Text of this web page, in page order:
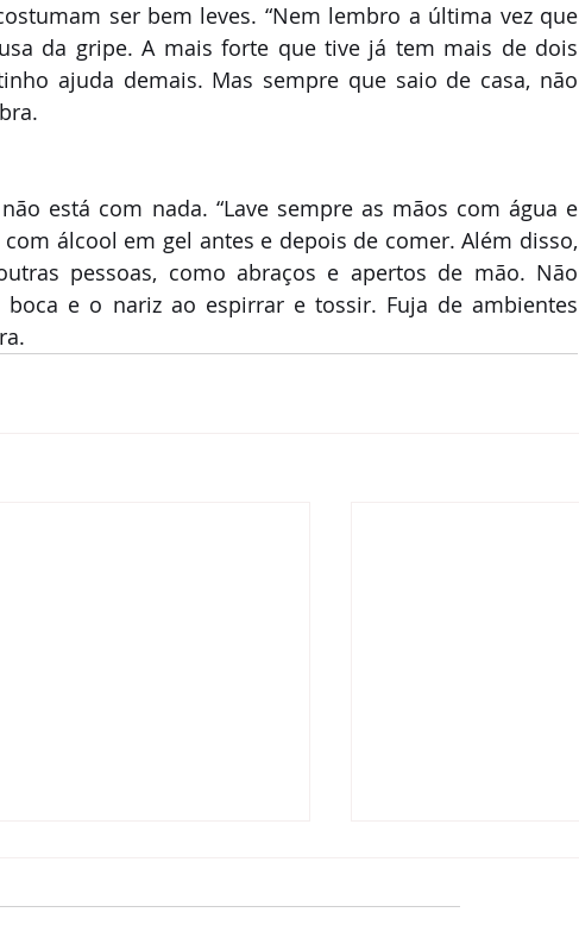
ser bem leves. “Nem lembro a última vez que
da gripe. A mais forte que tive já tem mais de dois
ajuda demais. Mas sempre que saio de casa, não
está com nada. “Lave sempre as mãos com água e
álcool em gel antes e depois de comer. Além disso,
pessoas, como abraços e apertos de mão. Não
e o nariz ao espirrar e tossir. Fuja de ambientes